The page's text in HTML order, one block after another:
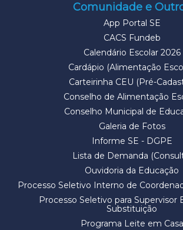
Comunidade e
App Portal SE
CACS Fundeb
Calendário Escolar 2026
Cardápio (Alimentação
Carteirinha CEU (Pré-
Conselho de Alimentação
Conselho Municipal de
Galeria de Fotos
Informe SE - DGPE
Lista de Demanda
Ouvidoria da Educação
Processo Seletivo Interno de
Processo Seletivo para Supervisor
Substituição
Programa Leite em Casa